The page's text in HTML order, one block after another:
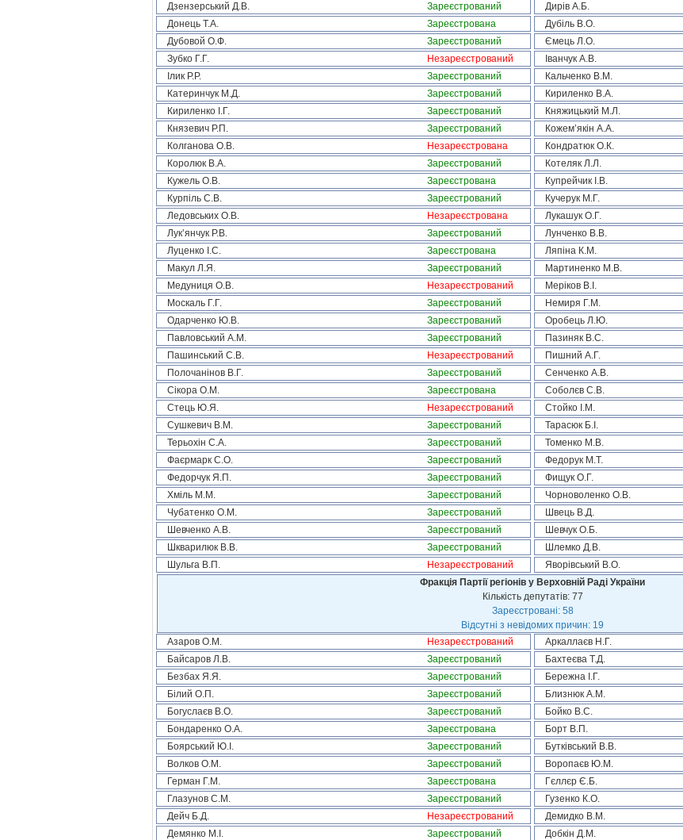
Дзензерський Д.В.
Зареєстрований Дирів А.Б.
Донець Т.А.
Зареєстрована Дубіль В.О.
Дубовой О.Ф.
Зареєстрований Ємець Л.О.
Зубко Г.Г.
Незареєстрований Іванчук А.В.
Ілик Р.Р.
Зареєстрований Кальченко В.М.
Катеринчук М.Д.
Зареєстрований Кириленко В.А.
Кириленко І.Г.
Зареєстрований Княжицький М.Л.
Князевич Р.П.
Зареєстрований Кожем’якін А.А.
Колганова О.В.
Незареєстрована Кондратюк О.К.
Королюк В.А.
Зареєстрований Котеляк Л.Л.
Кужель О.В.
Зареєстрована Купрейчик І.В.
Курпіль С.В.
Зареєстрований Кучерук М.Г.
Ледовських О.В.
Незареєстрована Лукашук О.Г.
Лук’янчук Р.В.
Зареєстрований Лунченко В.В.
Луценко І.С.
Зареєстрована Ляпіна К.М.
Макул Л.Я.
Зареєстрований Мартиненко М.В.
Медуниця О.В.
Незареєстрований Меріков В.І.
Москаль Г.Г.
Зареєстрований Немиря Г.М.
Одарченко Ю.В.
Зареєстрований Оробець Л.Ю.
Павловський А.М.
Зареєстрований Пазиняк В.С.
Пашинський С.В.
Незареєстрований Пишний А.Г.
Полочанінов В.Г.
Зареєстрований Сенченко А.В.
Сікора О.М.
Зареєстрована Соболєв С.В.
Стець Ю.Я.
Незареєстрований Стойко І.М.
Сушкевич В.М.
Зареєстрований Тарасюк Б.І.
Терьохін С.А.
Зареєстрований Томенко М.В.
Фаєрмарк С.О.
Зареєстрований Федорук М.Т.
Федорчук Я.П.
Зареєстрований Фищук О.Г.
Хміль М.М.
Зареєстрований Чорноволенко О.В.
Чубатенко О.М.
Зареєстрований Швець В.Д.
Шевченко А.В.
Зареєстрований Шевчук О.Б.
Шкварилюк В.В.
Зареєстрований Шлемко Д.В.
Шульга В.П.
Незареєстрований Яворівський В.О.
Фракція Партії регіонів у Верховній Раді України
Кількість депутатів: 77
Зареєстровані: 58
Відсутні з невідомих причин: 19
Азаров О.М.
Незареєстрований Аркаллаєв Н.Г.
Байсаров Л.В.
Зареєстрований Бахтеєва Т.Д.
Безбах Я.Я.
Зареєстрований Бережна І.Г.
Білий О.П.
Зареєстрований Близнюк А.М.
Богуслаєв В.О.
Зареєстрований Бойко В.С.
Бондаренко О.А.
Зареєстрована Борт В.П.
Боярський Ю.І.
Зареєстрований Бутківський В.В.
Волков О.М.
Зареєстрований Воропаєв Ю.М.
Герман Г.М.
Зареєстрована Гєллєр Є.Б.
Глазунов С.М.
Зареєстрований Гузенко К.О.
Дейч Б.Д.
Незареєстрований Демидко В.М.
Демянко М.І.
Зареєстрований Добкін Д.М.